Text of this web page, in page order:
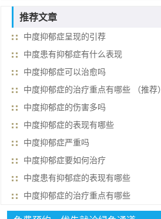
推荐文章
中度抑郁症呈现的引荐
中度患有抑郁症有什么表现
中度抑郁症可以治愈吗
中度抑郁症的治疗重点有哪些 （推荐）
中度抑郁症的伤害多吗
中度抑郁症的表现有哪些
中度抑郁症严重吗
中度抑郁症要如何治疗
中度患有抑郁症的表现有哪些
中度抑郁症的治疗重点有哪些